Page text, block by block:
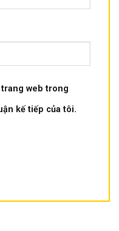
web trong
kế tiếp của tôi.